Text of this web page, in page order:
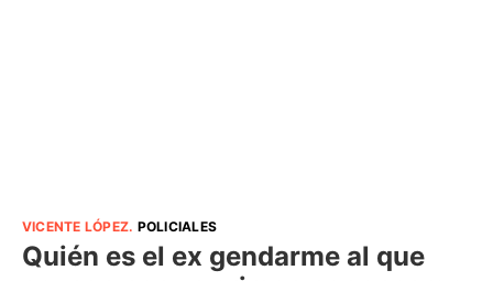
VICENTE LÓPEZ. POLICIALES
Quién es el ex gendarme al que